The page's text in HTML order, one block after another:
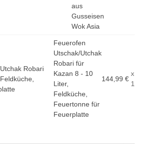
aus
Gusseisen
Wok Asia
Feuerofen
Utschak/Utchak
Robari für
Kazan 8 - 10
Liter,
Feldküche,
Feuertonne für
Feuerplatte
144,99 €
x
1